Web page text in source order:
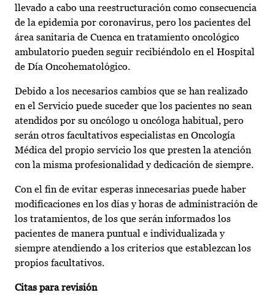
llevado a cabo una reestructuración como consecuencia
de la epidemia por coronavirus, pero los pacientes del
área sanitaria de Cuenca en tratamiento oncológico
ambulatorio pueden seguir recibiéndolo en el Hospital
de Día Oncohematológico.
Debido a los necesarios cambios que se han realizado
en el Servicio puede suceder que los pacientes no sean
atendidos por su oncólogo u oncóloga habitual, pero
serán otros facultativos especialistas en Oncología
Médica del propio servicio los que presten la atención
con la misma profesionalidad y dedicación de siempre.
Con el fin de evitar esperas innecesarias puede haber
modificaciones en los días y horas de administración de
los tratamientos, de los que serán informados los
pacientes de manera puntual e individualizada y
siempre atendiendo a los criterios que establezcan los
propios facultativos.
Citas para revisión